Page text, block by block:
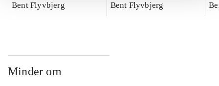
konkretes videnskab
Bent Flyvbjerg
konkretes videnskab
Bent Flyvbjerg
Minder om